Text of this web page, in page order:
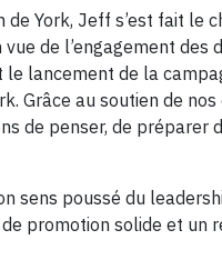
York, Jeff s’est fait
de l’engagement
le lancement de la
Grâce au soutien de
de penser, de préparer
sens poussé du
promotion solide et